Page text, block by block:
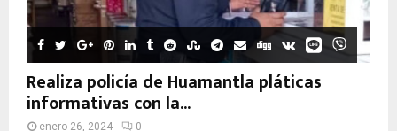
Realiza policía de Huamantla pláticas
informativas con la...
enero 26, 2024 0